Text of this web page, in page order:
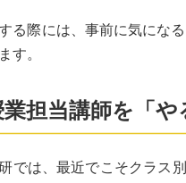
る際には、事前に気にな
す。
担当講師を「や
では、最近でこそクラス